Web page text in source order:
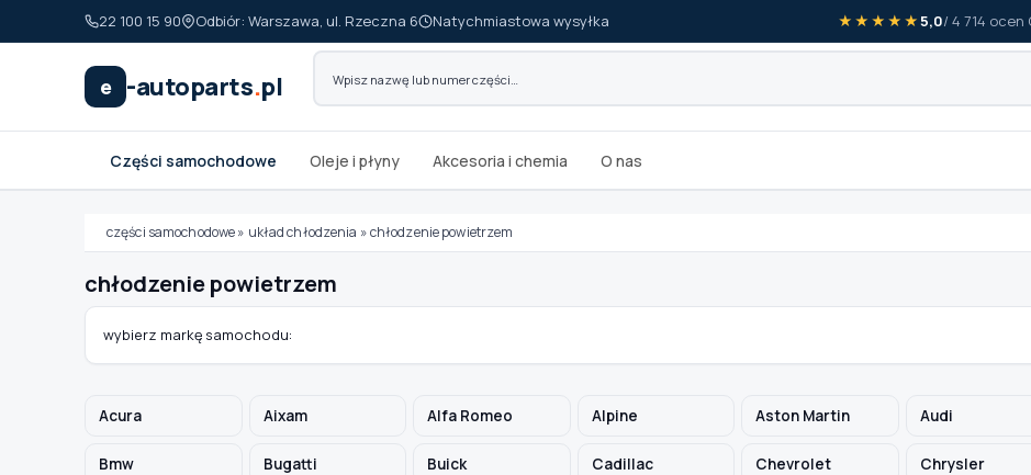
22 100 15 90 Odbiór: Warszawa, ul. Rzeczna 6 Natychmiastowa wysyłka ★★★★★5,0/ 4 714 ocen
e -autoparts.pl
Części samochodowe Oleje i płyny Akcesoria i chemia O nas
Wybierz swój pojazd
MARKA
części samochodowe» układ chłodzenia »chłodzenie powietrzem
chłodzenie powietrzem
wybierz markę samochodu:
Acura Aixam Alfa Romeo Alpine Aston Martin Audi
Bmw Bugatti Buick Cadillac Chevrolet Chrysler